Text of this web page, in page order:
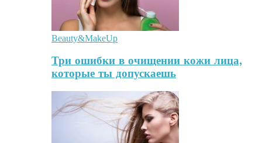
Beauty&MakeUp
Три ошибки в очищении кожи лица,
которые ты допускаешь